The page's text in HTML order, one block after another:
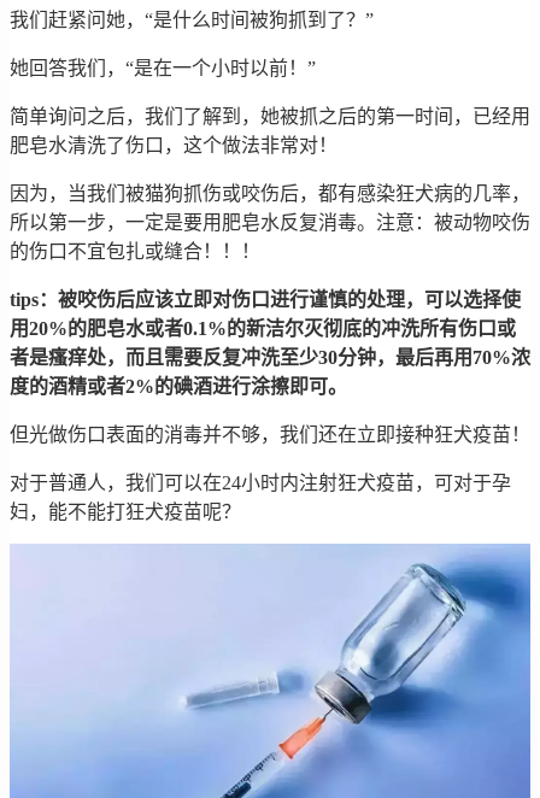
我们赶紧问她，“是什么时间被狗抓到了？”
她回答我们，“是在一个小时以前！”
简单询问之后，我们了解到，她被抓之后的第一时间，已经用
肥皂水清洗了伤口，这个做法非常对！
因为，当我们被猫狗抓伤或咬伤后，都有感染狂犬病的几率，
所以第一步，一定是要用肥皂水反复消毒。注意：被动物咬伤
的伤口不宜包扎或缝合！！！
tips：被咬伤后应该立即对伤口进行谨慎的处理，可以选择使
用20%的肥皂水或者0.1%的新洁尔灭彻底的冲洗所有伤口或
者是瘙痒处，而且需要反复冲洗至少30分钟，最后再用70%浓
度的酒精或者2%的碘酒进行涂擦即可。
但光做伤口表面的消毒并不够，我们还在立即接种狂犬疫苗！
对于普通人，我们可以在24小时内注射狂犬疫苗，可对于孕
妇，能不能打狂犬疫苗呢？